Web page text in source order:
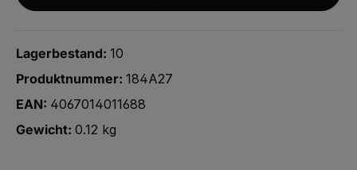
Lagerbestand: 10
Produktnummer: 184A27
EAN: 4067014011688
Gewicht: 0.12 kg